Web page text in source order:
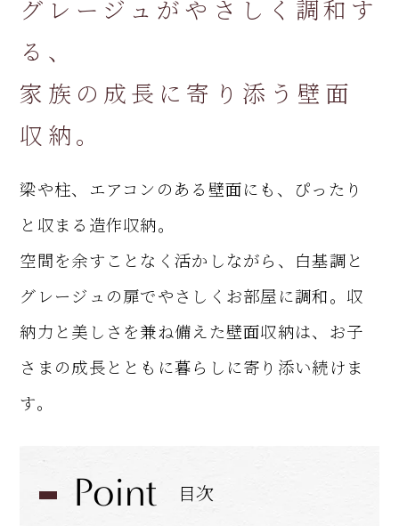
グレージュがやさしく調和す
る、
家族の成長に寄り添う壁面
収納。
梁や柱、エアコンのある壁面にも、ぴったり
と収まる造作収納。
空間を余すことなく活かしながら、白基調と
グレージュの扉でやさしくお部屋に調和。収
納力と美しさを兼ね備えた壁面収納は、お子
さまの成長とともに暮らしに寄り添い続けま
す。
Point 目次